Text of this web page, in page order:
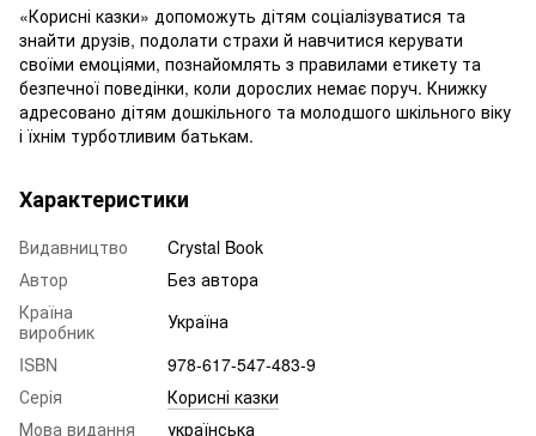
«Корисні казки» допоможуть дітям соціалізуватися та
знайти друзів, подолати страхи й навчитися керувати
своїми емоціями, познайомлять з правилами етикету та
безпечної поведінки, коли дорослих немає поруч. Книжку
адресовано дітям дошкільного та молодшого шкільного віку
і їхнім турботливим батькам.
Характеристики
Видавництво
Crystal Book
Автор
Без автора
Країна
виробник
Україна
ISBN
978-617-547-483-9
Серія
Корисні казки
Мова видання
українська